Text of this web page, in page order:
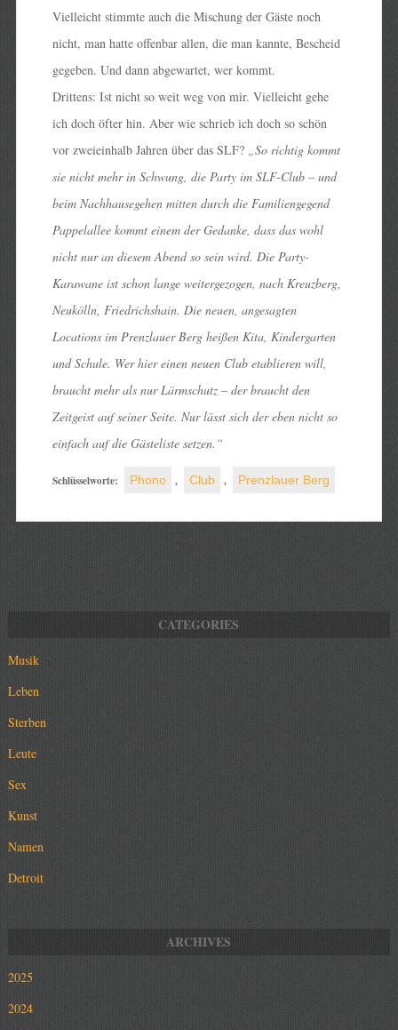
Vielleicht stimmte auch die Mischung der Gäste noch
nicht, man hatte offenbar allen, die man kannte, Bescheid
gegeben. Und dann abgewartet, wer kommt.
Drittens: Ist nicht so weit weg von mir. Vielleicht gehe
ich doch öfter hin. Aber wie schrieb ich doch so schön
vor zweieinhalb Jahren über das SLF? „So richtig kommt
sie nicht mehr in Schwung, die Party im SLF-Club – und
beim Nachhausegehen mitten durch die Familiengegend
Pappelallee kommt einem der Gedanke, dass das wohl
nicht nur an diesem Abend so sein wird. Die Party-
Karawane ist schon lange weitergezogen, nach Kreuzberg,
Neukölln, Friedrichshain. Die neuen, angesagten
Locations im Prenzlauer Berg heißen Kita, Kindergarten
und Schule. Wer hier einen neuen Club etablieren will,
braucht mehr als nur Lärmschutz – der braucht den
Zeitgeist auf seiner Seite. Nur lässt sich der eben nicht so
einfach auf die Gästeliste setzen.“
Schlüsselworte: Phono , Club , Prenzlauer Berg
Musik
Leben
Sterben
Leute
Sex
Kunst
Namen
Detroit
2025
2024